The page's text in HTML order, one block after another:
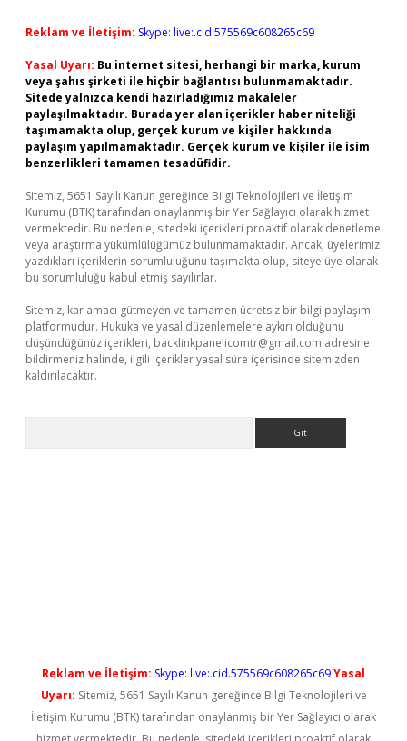
Reklam ve İletişim: Skype: live:.cid.575569c608265c69
Yasal Uyarı: Bu internet sitesi, herhangi bir marka, kurum
veya şahıs şirketi ile hiçbir bağlantısı bulunmamaktadır.
Sitede yalnızca kendi hazırladığımız makaleler
paylaşılmaktadır. Burada yer alan içerikler haber niteliği
taşımamakta olup, gerçek kurum ve kişiler hakkında
paylaşım yapılmamaktadır. Gerçek kurum ve kişiler ile isim
benzerlikleri tamamen tesadüfidir.
Sitemiz, 5651 Sayılı Kanun gereğince Bilgi Teknolojileri ve İletişim
Kurumu (BTK) tarafından onaylanmış bir Yer Sağlayıcı olarak hizmet
vermektedir. Bu nedenle, sitedeki içerikleri proaktif olarak denetleme
veya araştırma yükümlülüğümüz bulunmamaktadır. Ancak, üyelerimiz
yazdıkları içeriklerin sorumluluğunu taşımakta olup, siteye üye olarak
bu sorumluluğu kabul etmiş sayılırlar.
Sitemiz, kar amacı gütmeyen ve tamamen ücretsiz bir bilgi paylaşım
platformudur. Hukuka ve yasal düzenlemelere aykırı olduğunu
düşündüğünüz içerikleri, backlinkpanelicomtr@gmail.com adresine
bildirmeniz halinde, ilgili içerikler yasal süre içerisinde sitemizden
kaldırılacaktır.
Reklam ve İletişim: Skype: live:.cid.575569c608265c69Yasal
Uyarı: Sitemiz, 5651 Sayılı Kanun gereğince Bilgi Teknolojileri ve
İletişim Kurumu (BTK) tarafından onaylanmış bir Yer Sağlayıcı olarak